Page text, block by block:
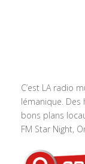
C’est LA radio
lémanique. Des
bons plans
FM Star Night,